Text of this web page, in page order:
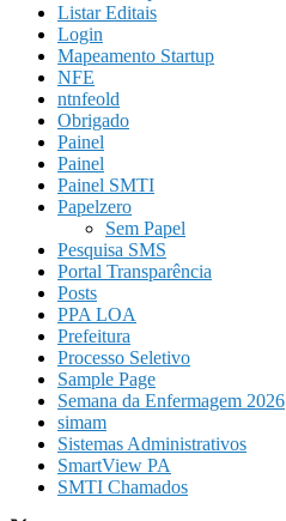
Listar Editais
Login
Mapeamento Startup
NFE
ntnfeold
Obrigado
Painel
Painel
Painel SMTI
Papelzero
Sem Papel
Pesquisa SMS
Portal Transparência
Posts
PPA LOA
Prefeitura
Processo Seletivo
Sample Page
Semana da Enfermagem 2026
simam
Sistemas Administrativos
SmartView PA
SMTI Chamados